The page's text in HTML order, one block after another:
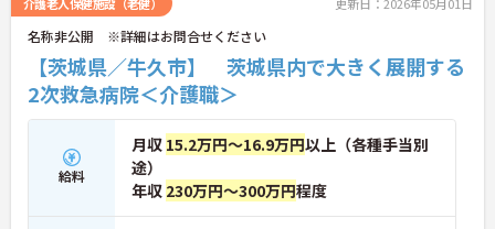
介護老人保健施設（老健） 更新日：2026年05月01日
名称非公開 ※詳細はお問合せください
【茨城県／牛久市】 茨城県内で大きく展開する
2次救急病院＜介護職＞
給料
月収 15.2万円～16.9万円以上（各種手当別
途）
年収 230万円～300万円程度